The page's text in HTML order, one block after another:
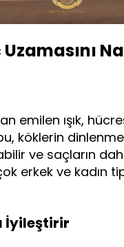
Uzamasını
emilen ışık,
köklerin
ve saçların
erkek ve kadın
İyileştirir